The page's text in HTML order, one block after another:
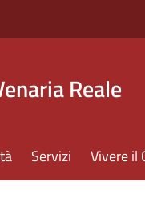
Reale
Servizi Vivere il